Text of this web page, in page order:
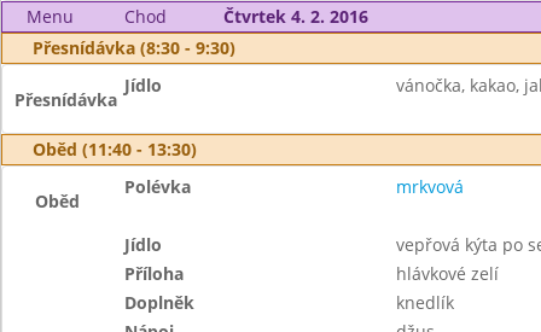
Menu Chod
Čtvrtek 4. 2. 2016
Přesnídávka (8:30 - 9:30)
Přesnídávka
Jídlo vánočka, kakao,
Oběd (11:40 - 13:30)
Oběd
Polévka mrkvová
Jídlo
vepřová kýta po
Příloha
hlávkové zelí
Doplněk
knedlík